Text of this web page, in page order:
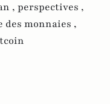
, perspectives ,
des monnaies ,